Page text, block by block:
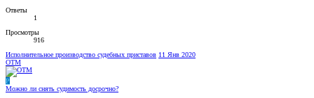
Ответы
1
Просмотры
916
Исполнительное производство судебных приставов 11 Янв 2020
OTM
Р
Можно ли снять судимость досрочно?